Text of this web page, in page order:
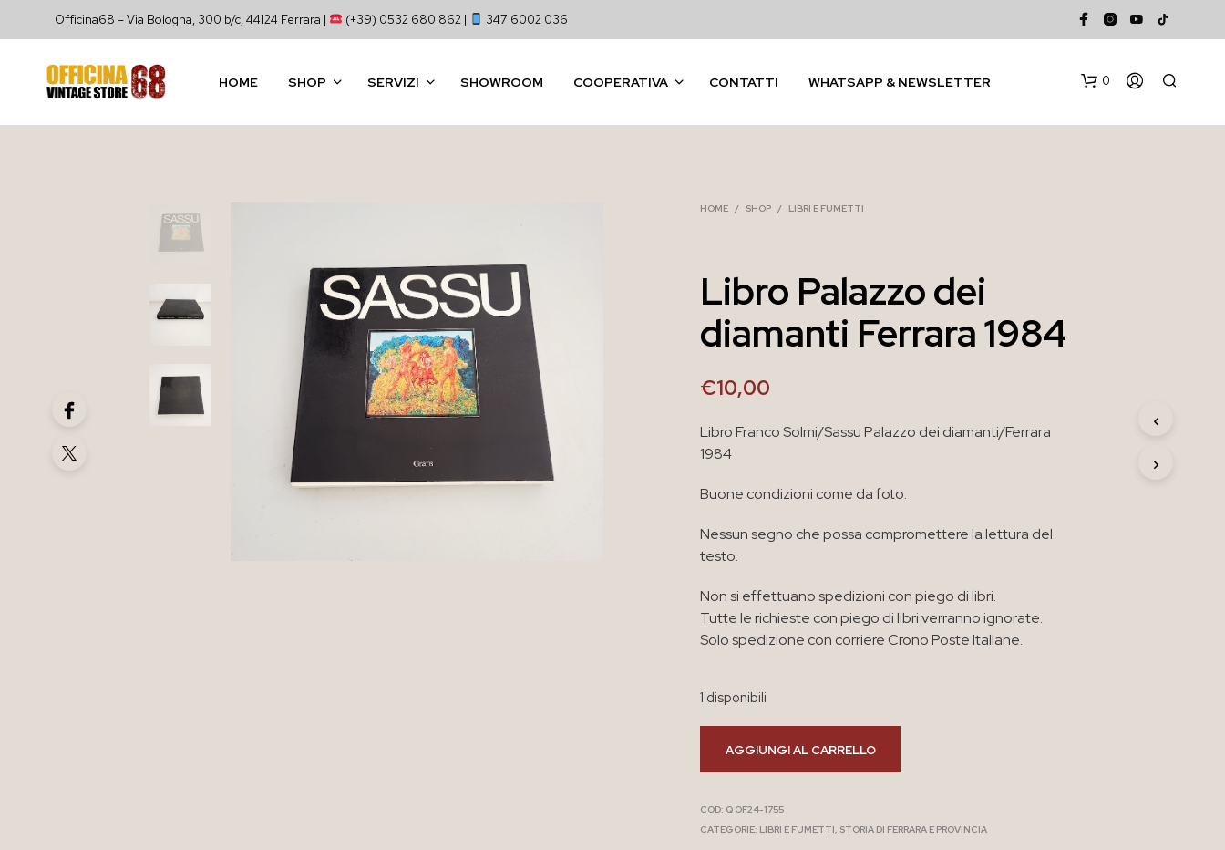
Officina68 – Via Bologna, 300 b/c, 44124 Ferrara | (+39) 0532 680 862 | 347 6002 036
HOME SHOP SERVIZI SHOWROOM COOPERATIVA CONTATTI WHATSAPP & NEWSLETTER 0
HOME / SHOP / LIBRI E FUMETTI
Libro Palazzo dei
diamanti Ferrara 1984
€10,00
Libro Franco Solmi/Sassu Palazzo dei diamanti/Ferrara
1984
Buone condizioni come da foto.
Nessun segno che possa compromettere la lettura del
testo.
Non si effettuano spedizioni con piego di libri.
Tutte le richieste con piego di libri verranno ignorate.
Solo spedizione con corriere Crono Poste Italiane.
1 disponibili
AGGIUNGI AL CARRELLO
COD: Q OF24-1755
CATEGORIE: LIBRI E FUMETTI, STORIA DI FERRARA E PROVINCIA